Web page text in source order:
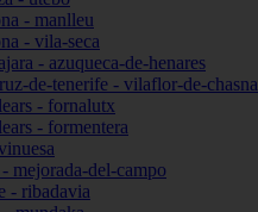
- manlleu
- vila-seca
- azuqueca-de-henares
de-tenerife - vilaflor-de-chasna
- fornalutx
- formentera
mejorada-del-campo
- ribadavia